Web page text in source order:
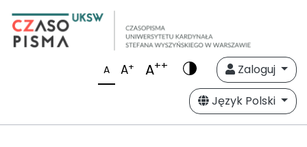
A A+ A++
Zaloguj
Język Polski